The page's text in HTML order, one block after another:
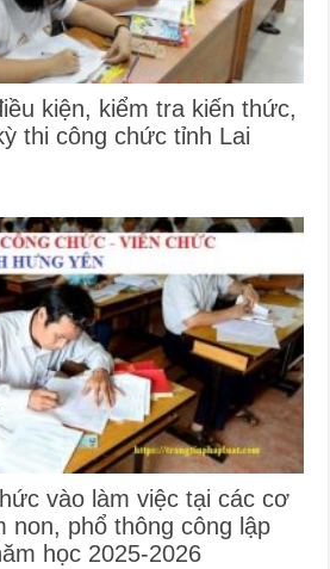
kiện, kiểm tra kiến thức,
thi công chức tỉnh Lai
vào làm việc tại các cơ
non, phổ thông công lập
học 2025-2026